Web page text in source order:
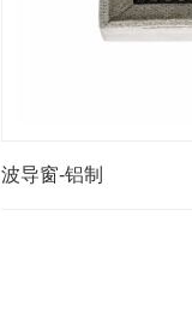
波导窗-铝制